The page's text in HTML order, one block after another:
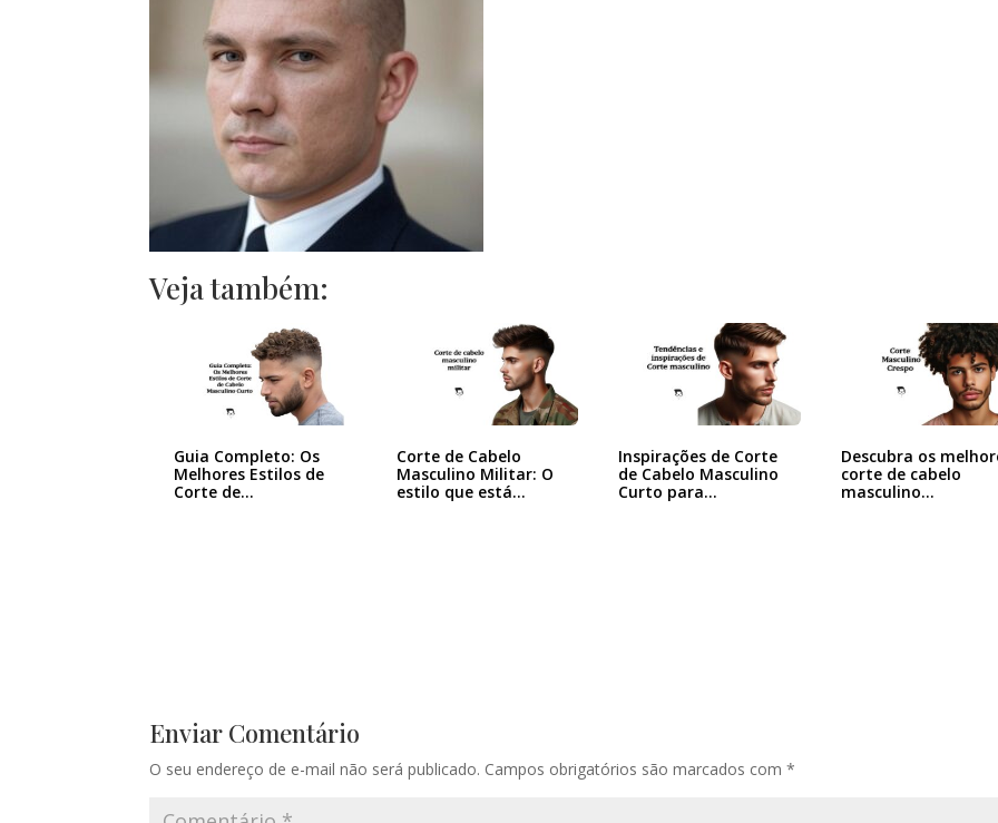
Veja também:
Guia Completo: Os
Melhores Estilos de
Corte de…
Corte de Cabelo
Masculino Militar: O
estilo que está…
Inspirações de Corte
de Cabelo Masculino
Curto para…
Descubra os
corte de cabelo
masculino…
Enviar Comentário
O seu endereço de e-mail não será publicado. Campos obrigatórios são marcados com*